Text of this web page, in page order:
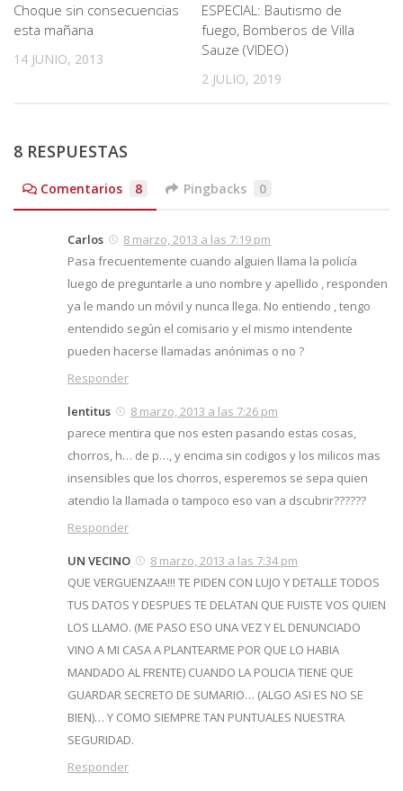
Choque sin consecuencias
esta mañana
14 JUNIO, 2013
ESPECIAL: Bautismo de
fuego, Bomberos de Villa
Sauze (VIDEO)
2 JULIO, 2019
8 RESPUESTAS
Comentarios 8 Pingbacks 0
Carlos
8 marzo, 2013 a las 7:19 pm
Pasa frecuentemente cuando alguien llama la policía
luego de preguntarle a uno nombre y apellido , responden
ya le mando un móvil y nunca llega. No entiendo , tengo
entendido según el comisario y el mismo intendente
pueden hacerse llamadas anónimas o no ?
Responder
lentitus
8 marzo, 2013 a las 7:26 pm
parece mentira que nos esten pasando estas cosas,
chorros, h… de p…, y encima sin codigos y los milicos mas
insensibles que los chorros, esperemos se sepa quien
atendio la llamada o tampoco eso van a dscubrir??????
Responder
UN VECINO
8 marzo, 2013 a las 7:34 pm
QUE VERGUENZAA!!! TE PIDEN CON LUJO Y DETALLE TODOS
TUS DATOS Y DESPUES TE DELATAN QUE FUISTE VOS QUIEN
LOS LLAMO. (ME PASO ESO UNA VEZ Y EL DENUNCIADO
VINO A MI CASA A PLANTEARME POR QUE LO HABIA
MANDADO AL FRENTE) CUANDO LA POLICIA TIENE QUE
GUARDAR SECRETO DE SUMARIO… (ALGO ASI ES NO SE
BIEN)… Y COMO SIEMPRE TAN PUNTUALES NUESTRA
SEGURIDAD.
Responder